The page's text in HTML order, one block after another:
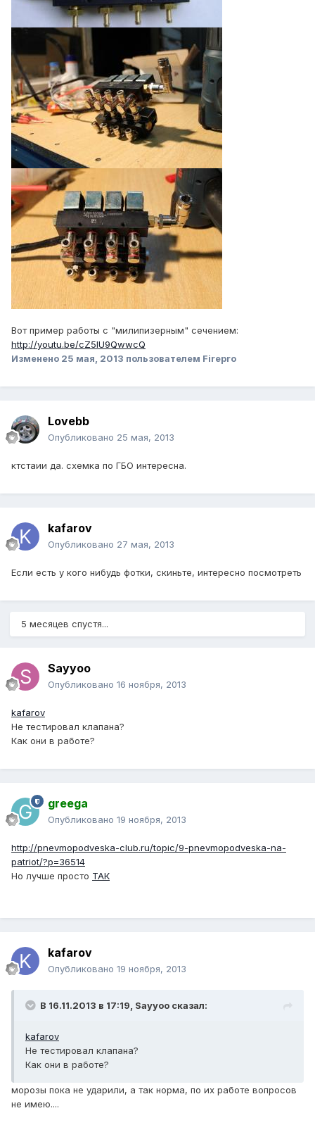
Вот пример работы с "милипизерным" сечением:
http://youtu.be/cZ5lU9QwwcQ
Изменено 25 мая, 2013 пользователем Firepro
Lovebb
Опубликовано 25 мая, 2013
ктстаии да. схемка по ГБО интересна.
kafarov
Опубликовано 27 мая, 2013
Если есть у кого нибудь фотки, скиньте, интересно посмотреть
5 месяцев спустя...
Sayyoo
Опубликовано 16 ноября, 2013
kafarov
Не тестировал клапана?
Как они в работе?
greega
Опубликовано 19 ноября, 2013
http://pnevmopodveska-club.ru/topic/9-pnevmopodveska-na-
patriot/?p=36514
Но лучше просто ТАК
kafarov
Опубликовано 19 ноября, 2013
В 16.11.2013 в 17:19, Sayyoo сказал:
kafarov
Не тестировал клапана?
Как они в работе?
морозы пока не ударили, а так норма, по их работе вопросов
не имею....